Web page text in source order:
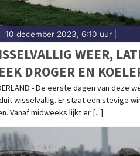
10 december 2023, 6:10 uur|
WEER,
DROGER EN
- De eerste dagen van deze
wisselvallig. Er staat een stevige
Vanaf midweeks lijkt er [...]